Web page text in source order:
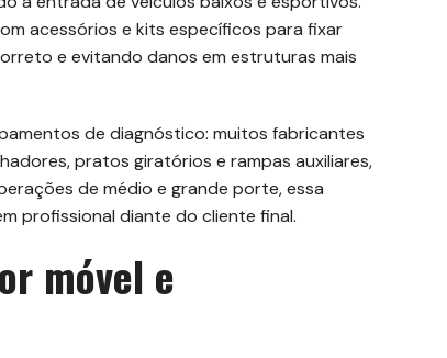
acessórios e kits específicos para fixar
e evitando danos em estruturas mais
de diagnóstico: muitos fabricantes
pratos giratórios e rampas auxiliares,
de médio e grande porte, essa
profissional diante do cliente final.
móvel e